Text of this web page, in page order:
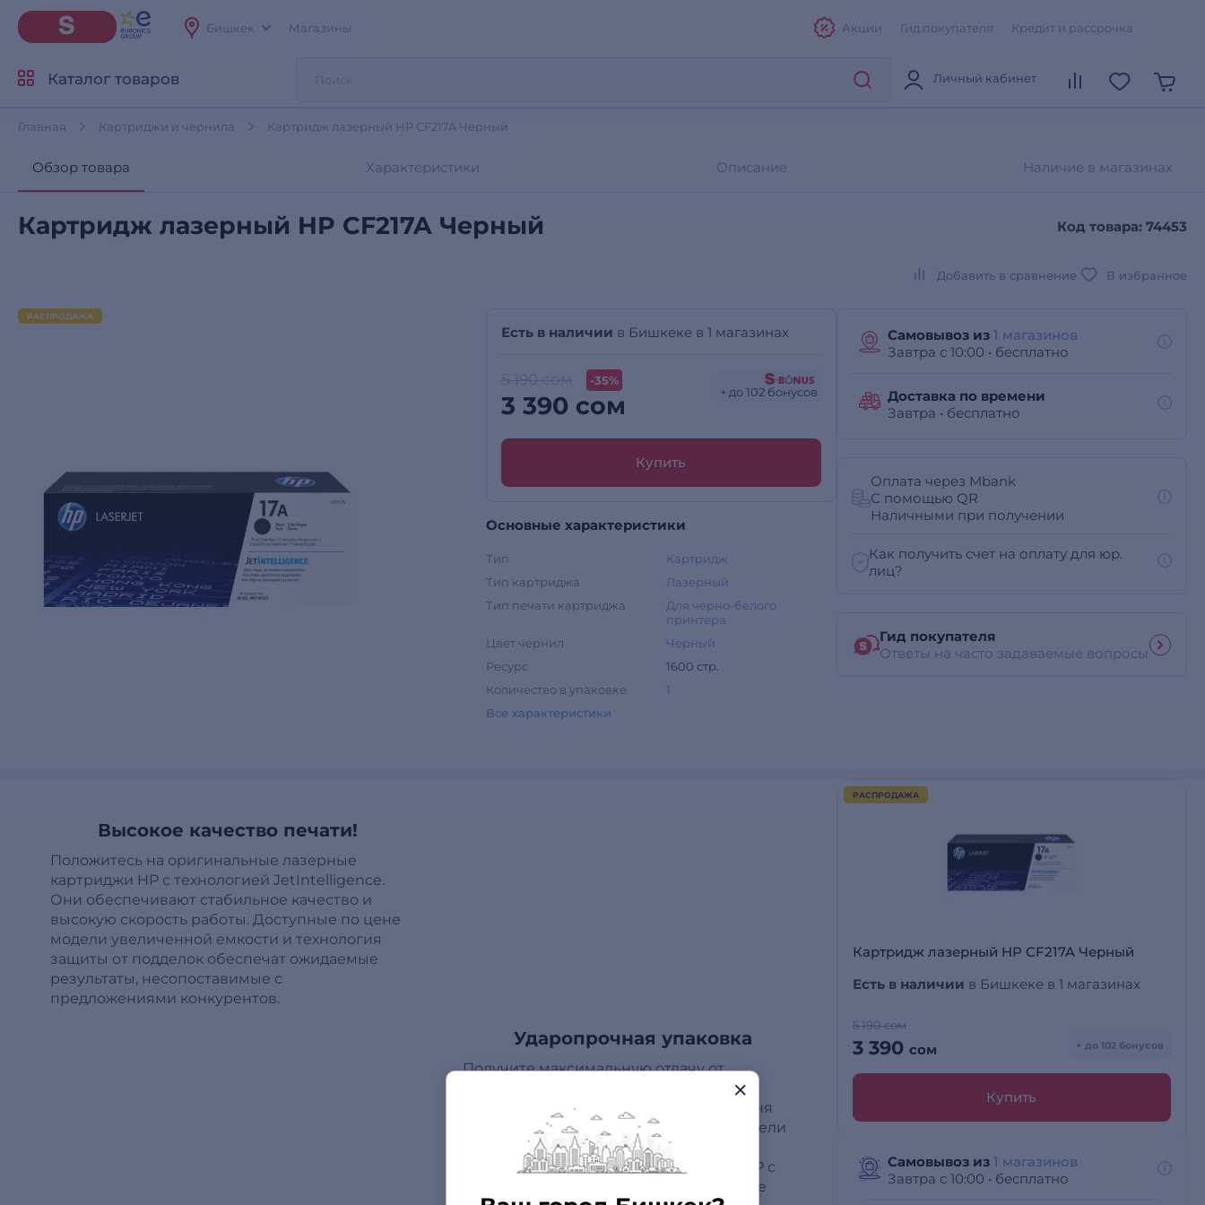
Бишкек Магазины Акции Гид покупателя Кредит и рассрочка
Каталог товаров Личный кабинет
Главная Картриджи и чернила Картридж лазерный HP CF217A Черный
Обзор товара Характеристики Описание Наличие в магазинах
Картридж лазерный HP CF217A Черный Код товара: 74453
Добавить в сравнение В избранное
РАСПРОДАЖА
Есть в наличии в Бишкеке в 1 магазинах
-35%
3 390 сом + до 102 бонусов
Купить
Основные характеристики
Тип
Картридж
Тип картриджа
Лазерный
Тип печати картриджа
Для черно-белого
принтера
Цвет чернил
Черный
Ресурс
1600 стр.
Количество в упаковке
1
Все характеристики
Самовывоз из 1 магазинов
Завтра с 10:00 • бесплатно
Доставка по времени
Завтра • бесплатно
Оплата через Mbank
С помощью QR
Наличными при получении
Как получить счет на оплату для юр.
лиц?
Гид покупателя
Ответы на часто задаваемые вопросы
Высокое качество печати!
Положитесь на оригинальные лазерные
картриджи HP с технологией JetIntelligence.
Они обеспечивают стабильное качество и
высокую скорость работы. Доступные по цене
модели увеличенной емкости и технология
защиты от подделок обеспечат ожидаемые
результаты, несопоставимые с
предложениями конкурентов.
Ударопрочная упаковка
Получите максимальную отдачу от
интеллектуальное отслеживание уровня
тонера и выбирайте экономичные модели
увеличенной емкости — используйте
оригинальные лазерные картриджи HP с
технологией JetIntelligence. Стабильное
РАСПРОДАЖА
Картридж лазерный HP CF217A Черный
Есть в наличии в Бишкеке в 1 магазинах
5 190 сом
3 390 сом + до 102 бонусов
Купить
Самовывоз из 1 магазинов
Завтра с 10:00 • бесплатно